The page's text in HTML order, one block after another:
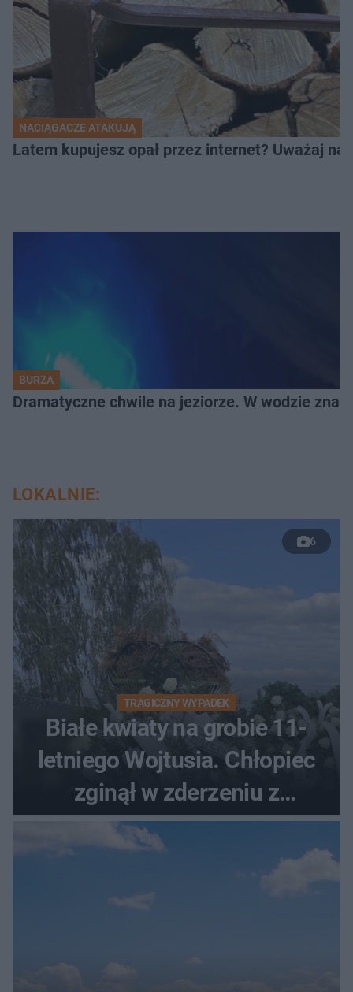
NACIĄGACZE ATAKUJĄ
Latem kupujesz opał przez internet? Uważaj na
BURZA
Dramatyczne chwile na jeziorze. W wodzie
LOKALNIE:
6
TRAGICZNY WYPADEK
Białe kwiaty na grobie 11-
letniego Wojtusia. Chłopiec
zginął w zderzeniu z
kombajnem